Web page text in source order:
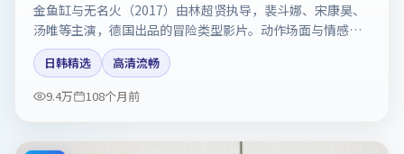
金鱼缸与无名火（2017）由林超贤执导，裴斗娜、宋康昊、
汤唯等主演，德国出品的冒险类型影片。动作场面与情感戏
比例拿捏得当。剧情简介与主创信息可供检索参考，上映日
期以片方资料为准。
日韩精选
高清流畅
9.4万
108个月前